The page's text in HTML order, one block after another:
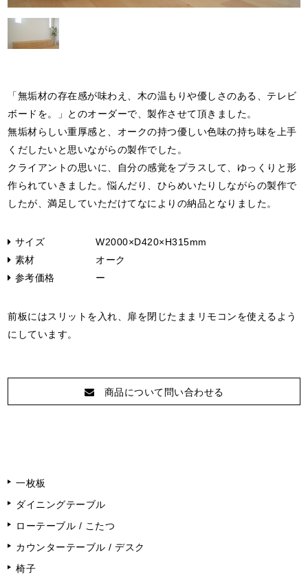
「無垢材の存在感が味わえ、木の温もりや優しさのある、テレビ
ボードを。」とのオーダーで、製作させて頂きました。
無垢材らしい重厚感と、オークの持つ優しい色味の持ち味を上手
くだしたいと思いながらの製作でした。
クライアントの思いに、自分の感覚をプラスして、ゆっくりと形
作られていきました。悩んだり、ひらめいたりしながらの製作で
したが、満足していただけてなによりの納品となりました。
サイズ
W2000×D420×H315mm
素材
オーク
参考価格
ー
前板にはスリットを入れ、扉を閉じたままリモコンを使えるよう
にしています。
商品について問い合わせる
一枚板
ダイニングテーブル
ローテーブル / こたつ
カウンターテーブル / デスク
椅子